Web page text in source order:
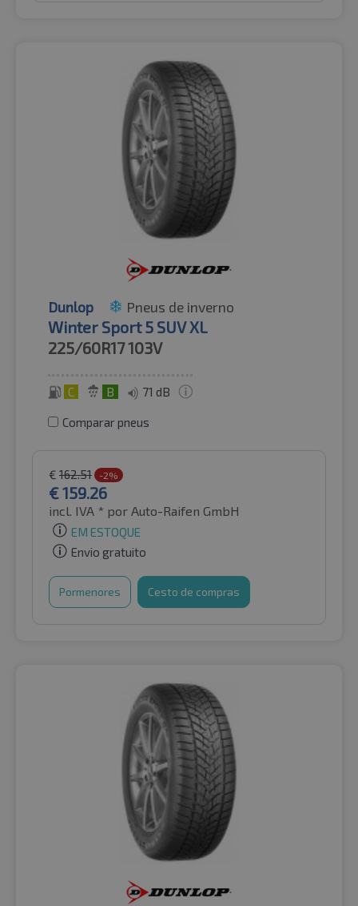
Dunlop Pneus de inverno
Winter Sport 5 SUV XL
225/60R17103V
C B 71 dB
Comparar pneus
€ 162.51 -2%
€159.26
incl. IVA * por Auto-Raifen GmbH
EM ESTOQUE
Envio gratuito
Pormenores Cesto de compras